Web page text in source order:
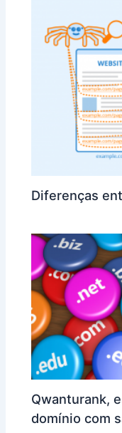
Diferenças
Qwanturank,
domínio com